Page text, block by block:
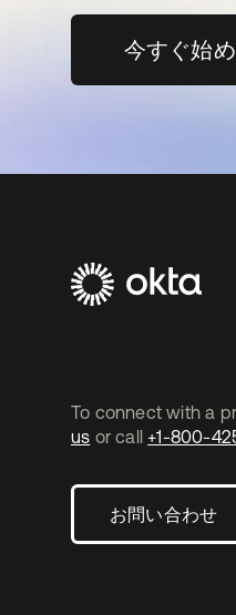
今すぐ始
新
To connect with a
us or call +1-800-
お問い合わせ